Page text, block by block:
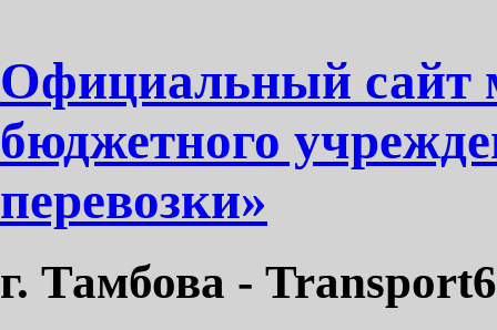
Официальный сайт
бюджетного
перевозки»
г. Тамбова -